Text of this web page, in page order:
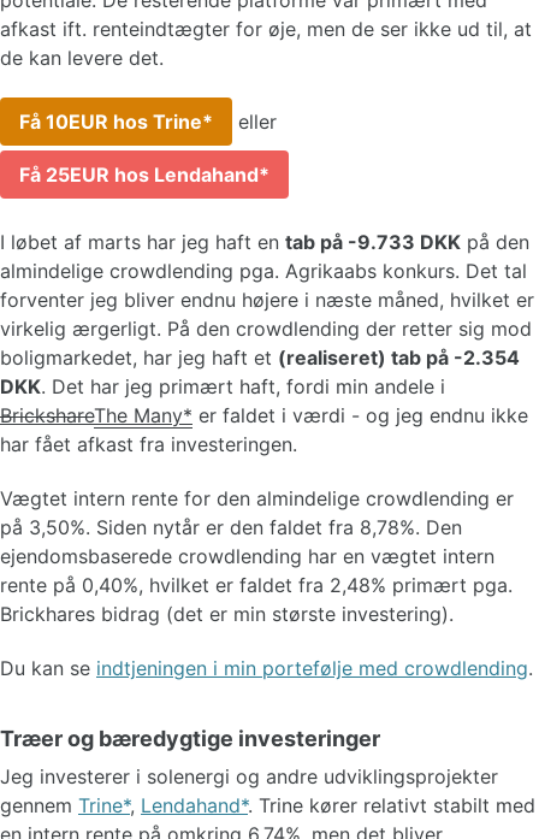
afkast ift. renteindtægter for øje, men de ser ikke ud til, at
de kan levere det.
Få 10EUR hos Trine eller
Få 25EUR hos Lendahand
I løbet af marts har jeg haft en tab på -9.733 DKK på den
almindelige crowdlending pga. Agrikaabs konkurs. Det tal
forventer jeg bliver endnu højere i næste måned, hvilket er
virkelig ærgerligt. På den crowdlending der retter sig mod
boligmarkedet, har jeg haft et (realiseret) tab på -2.354
DKK. Det har jeg primært haft, fordi min andele i
BrickshareThe Many
er faldet i værdi - og jeg endnu ikke
har fået afkast fra investeringen.
Vægtet intern rente for den almindelige crowdlending er
på 3,50%. Siden nytår er den faldet fra 8,78%. Den
ejendomsbaserede crowdlending har en vægtet intern
rente på 0,40%, hvilket er faldet fra 2,48% primært pga.
Brickhares bidrag (det er min største investering).
Du kan se indtjeningen i min portefølje med crowdlending.
Træer og bæredygtige investeringer
Jeg investerer i solenergi og andre udviklingsprojekter
gennem Trine , Lendahand . Trine kører relativt stabilt med